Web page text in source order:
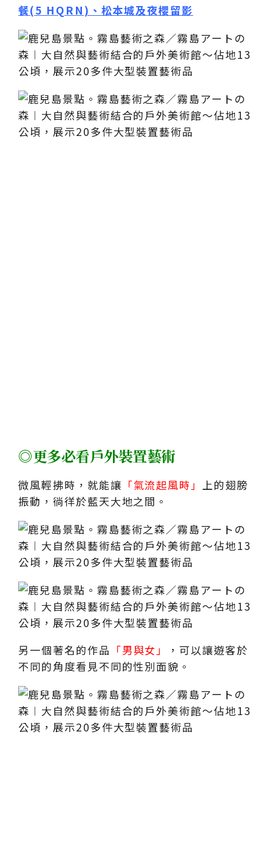
餐(5 HQRN)、松本城及夜櫻留影
◎更多必看戶外裝置藝術
微風輕拂時，就能讓 「氣流起風時」上的翅膀
振動，徜徉於藍天大地之間。
另一個著名的作品 「男與女」
，可以讓遊客於
不同的角度看見不同的性別面貌。